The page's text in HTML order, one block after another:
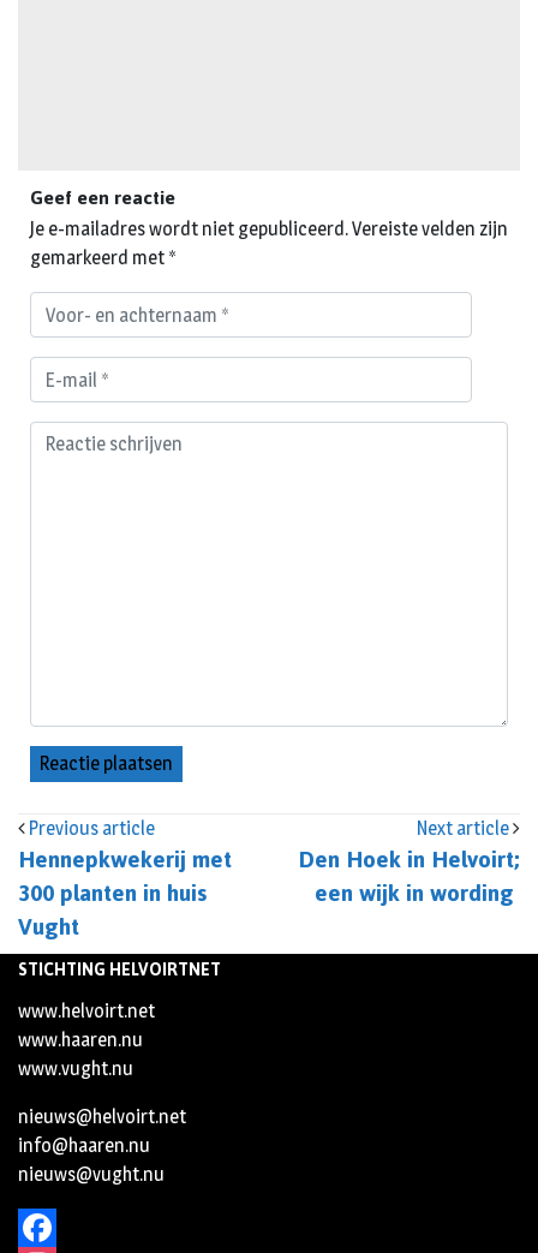
Previous article
Hennepkwekerij met
300 planten in huis
Vught
Next article
Den Hoek in Helvoirt;
een wijk in wording
Geef een reactie
Je e-mailadres wordt niet gepubliceerd.Vereiste velden zijn
gemarkeerd met *
STICHTING HELVOIRTNET
www.helvoirt.net
www.haaren.nu
www.vught.nu
nieuws@helvoirt.net
info@haaren.nu
nieuws@vught.nu